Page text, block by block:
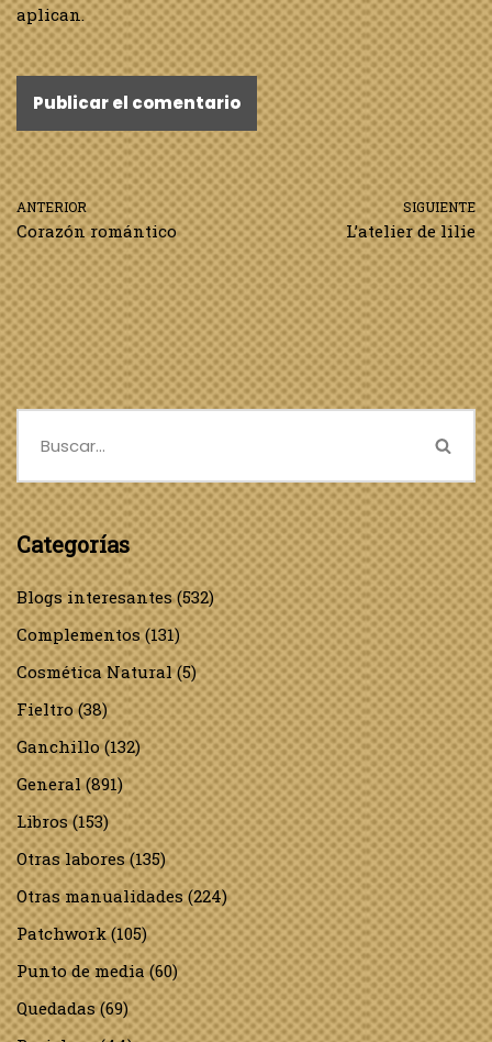
aplican.
ANTERIOR
Corazón romántico
SIGUIENTE
L’atelier de lilie
Categorías
Blogs interesantes(532)
Complementos(131)
Cosmética Natural(5)
Fieltro(38)
Ganchillo(132)
General(891)
Libros(153)
Otras labores(135)
Otras manualidades(224)
Patchwork(105)
Punto de media(60)
Quedadas(69)